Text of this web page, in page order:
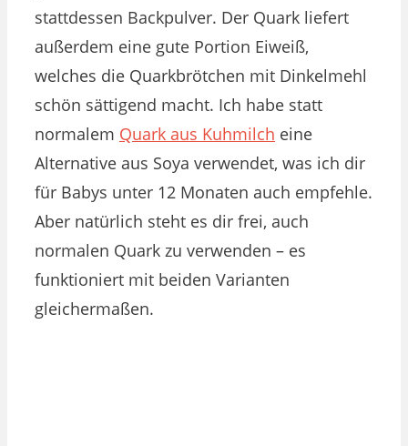
stattdessen Backpulver. Der Quark liefert
außerdem eine gute Portion Eiweiß,
welches die Quarkbrötchen mit Dinkelmehl
schön sättigend macht. Ich habe statt
normalem Quark aus Kuhmilch eine
Alternative aus Soya verwendet, was ich dir
für Babys unter 12 Monaten auch empfehle.
Aber natürlich steht es dir frei, auch
normalen Quark zu verwenden – es
funktioniert mit beiden Varianten
gleichermaßen.